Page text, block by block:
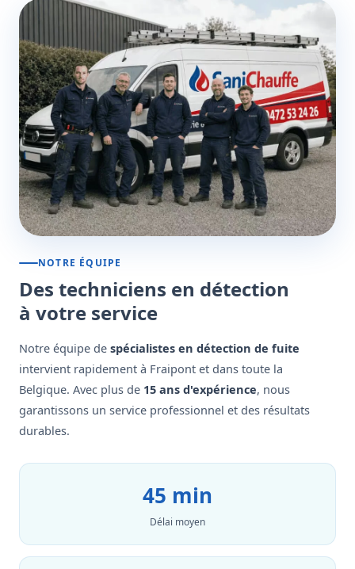
NOTRE ÉQUIPE
Des techniciens en détection
à votre service
Notre équipe de spécialistes en détection de fuite
intervient rapidement à Fraipont et dans toute la
Belgique. Avec plus de 15 ans d'expérience, nous
garantissons un service professionnel et des résultats
durables.
45 min
Délai moyen